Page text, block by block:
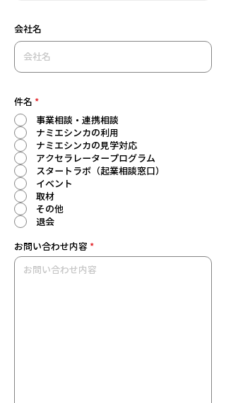
会社名
件名 *
事業相談・連携相談
ナミエシンカの利用
ナミエシンカの見学対応
アクセラレータープログラム
スタートラボ（起業相談窓口）
イベント
取材
その他
退会
お問い合わせ内容 *